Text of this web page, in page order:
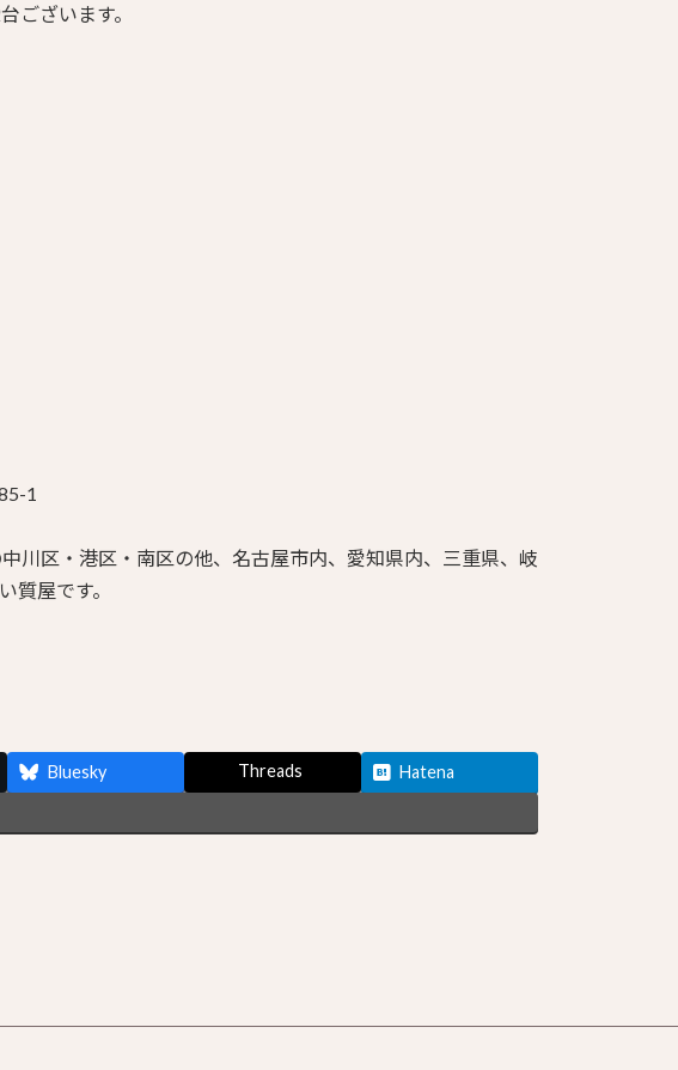
ございます。
1
川区・港区・南区の他、名古屋市内、愛知県内、三重県、岐
質屋です。
Bluesky Threads Hatena